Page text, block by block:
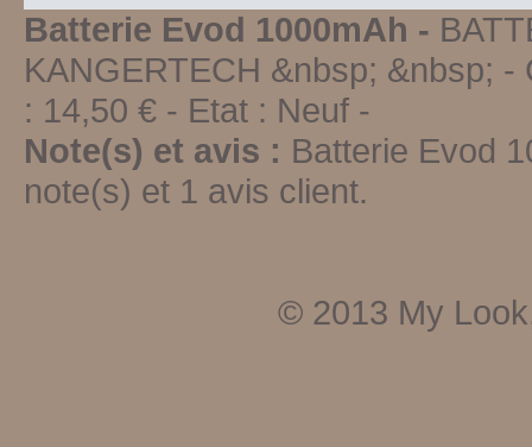
Batterie Evod 1000mAh -
KANGERTECH &nbsp; &nbsp; -
: 14,50 € - Etat : Neuf -
Note(s) et avis : Batterie Evod
note(s) et 1 avis client.
© 2013 My Look